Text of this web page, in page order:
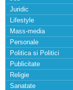
Juridic
Lifestyle
Mass-media
Personale
Politica si Politici
Publicitate
Religie
Sanatate